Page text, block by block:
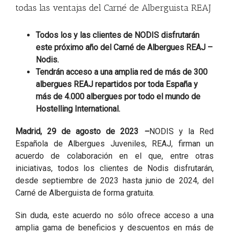
todas las ventajas del Carné de Alberguista REAJ
Todos los y las clientes de NODIS disfrutarán
este próximo año del Carné de Albergues REAJ –
Nodis.
Tendrán acceso a una amplia red de más de 300
albergues REAJ repartidos por toda España y
más de 4.000 albergues por todo el mundo de
Hostelling International.
Madrid, 29 de agosto de 2023 –NODIS y la Red
Española de Albergues Juveniles, REAJ, firman un
acuerdo de colaboración en el que, entre otras
iniciativas, todos los clientes de Nodis disfrutarán,
desde septiembre de 2023 hasta junio de 2024, del
Carné de Alberguista de forma gratuita.
Sin duda, este acuerdo no sólo ofrece acceso a una
amplia gama de beneficios y descuentos en más de